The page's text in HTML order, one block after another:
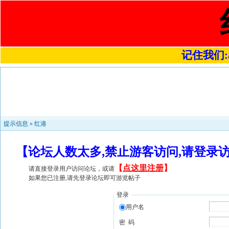
记住我们
提示信息 » 红港
【论坛人数太多,禁止游客访问,请登
请直接登录用户访问论坛，或请 【 点这里注册】
如果您已注册,请先登录论坛即可游览帖子
登录
用户名
密 码